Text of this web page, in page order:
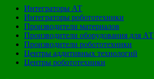
Интеграторы АТ
Интеграторы робототехники
Производители материалов
Производители оборудования для АТ
Производители робототехники
Центры аддитивных технологий
Центры робототехники